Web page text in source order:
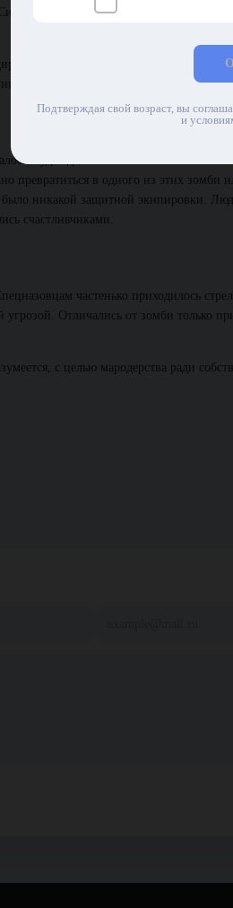
закрыли на карантин. Никто не мог
зараженных, отыскать токсичные
вирус и его рассадники,
будто дела и вовсе стоят на месте:
превратиться в одного из этих зомби
было никакой защитной экипировки.
счастливчиками.
частенько приходилось
Отличались от зомби только
с целью мародерства ради
Подтверждая свой возраст, вы
и